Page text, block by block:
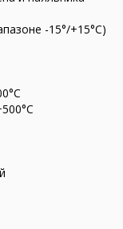
-15°/+15°C)